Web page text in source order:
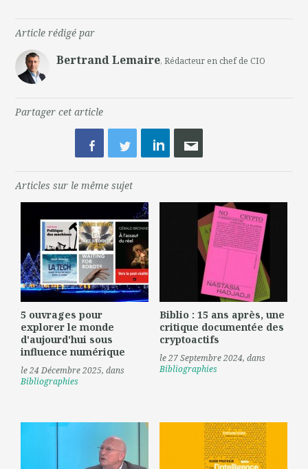
Article rédigé par
Bertrand Lemaire, Rédacteur en chef de CIO
Partager cet article
Articles sur le même sujet
5 ouvrages pour
explorer le monde
d'aujourd'hui sous
influence numérique
le 24 Décembre 2025, dans
Bibliographies
Biblio : 15 ans après, une
critique documentée des
cryptoactifs
le 27 Septembre 2024, dans
Bibliographies